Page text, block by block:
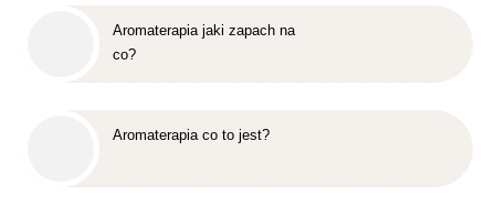
Aromaterapia jaki zapach na
co?
Aromaterapia co to jest?